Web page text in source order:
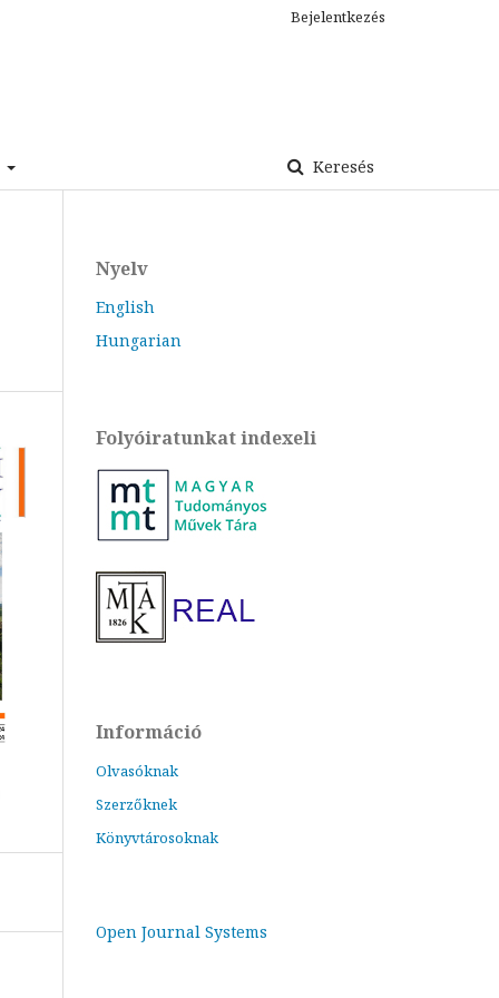
Keresés
Bejelentkezés
Nyelv
English
Hungarian
Folyóiratunkat indexeli
Információ
Olvasóknak
Szerzőknek
Könyvtárosoknak
Open Journal Systems